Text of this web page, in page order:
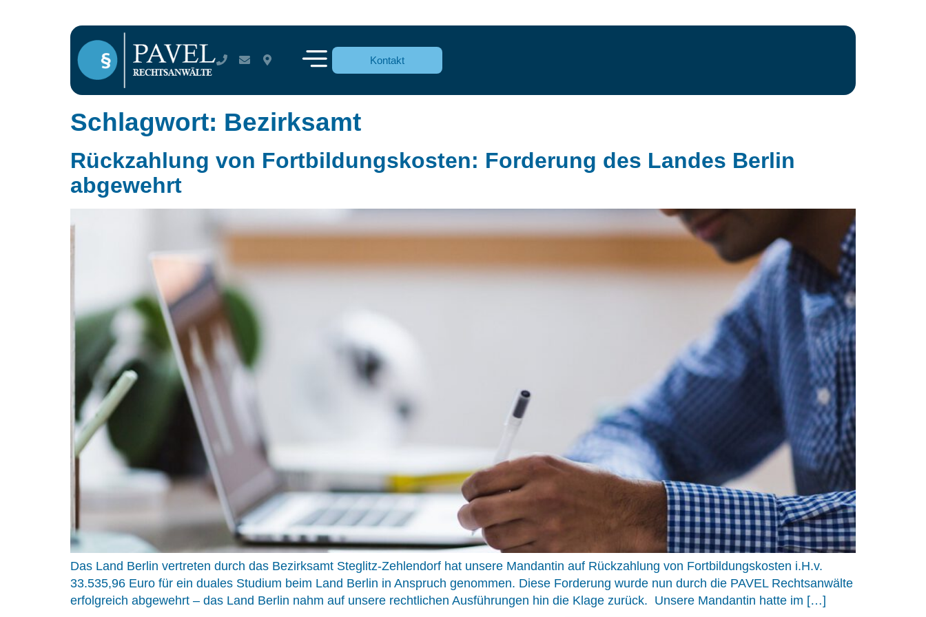
Kontakt
Schlagwort: Bezirksamt
Rückzahlung von Fortbildungskosten: Forderung des Landes Berlin
abgewehrt
Das Land Berlin vertreten durch das Bezirksamt Steglitz-Zehlendorf hat unsere Mandantin auf Rückzahlung von Fortbildungskosten i.H.v.
33.535,96 Euro für ein duales Studium beim Land Berlin in Anspruch genommen. Diese Forderung wurde nun durch die PAVEL Rechtsanwälte
erfolgreich abgewehrt – das Land Berlin nahm auf unsere rechtlichen Ausführungen hin die Klage zurück. Unsere Mandantin hatte im […]